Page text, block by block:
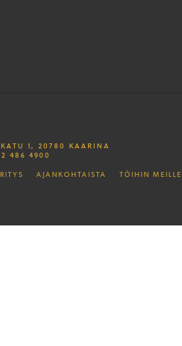
1, 20780 KAARINA
486 4900
AJANKOHTAISTA TÖIHIN MEILLE